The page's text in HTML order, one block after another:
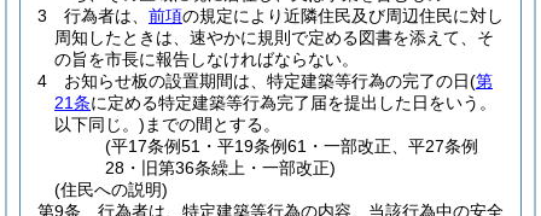
3
行為者は、 前項の規定により近隣住民及び周辺住民に対し
周知したときは、速やかに規則で定める図書を添えて、そ
の旨を市長に報告しなければならない。
4
お知らせ板の設置期間は、特定建築等行為の完了の日(第
21条に定める特定建築等行為完了届を提出した日をいう。
以下同じ。) までの間とする。
(平17条例51・平19条例61・一部改正、平27条例
28・旧第36条繰上・一部改正)
(住民への説明)
第9条
行為者は、特定建築等行為の内容、当該行為中の安全